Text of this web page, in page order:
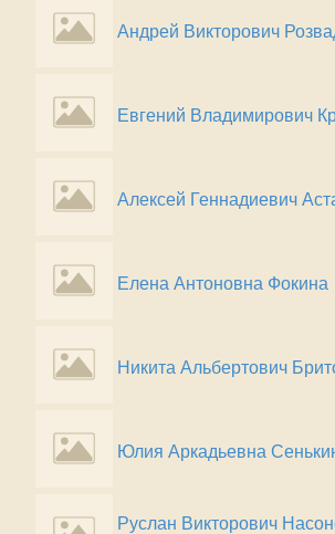
Андрей Викторович
Евгений Владимирович
Алексей Геннадиевич
Елена Антоновна Фокина
Никита Альбертович
Юлия Аркадьевна
Руслан Викторович